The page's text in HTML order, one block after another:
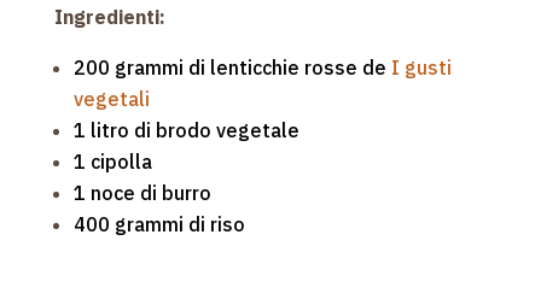
Ingredienti:
200 grammi di lenticchie rosse de I gusti
vegetali
1 litro di brodo vegetale
1 cipolla
1 noce di burro
400 grammi di riso